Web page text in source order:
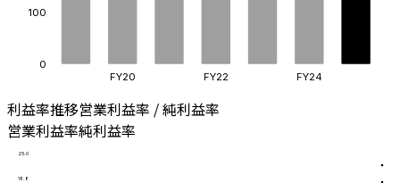
0
100
FY20 FY22 FY24
利益率推移営業利益率 / 純利益率
営業利益率純利益率
18.8
25.0